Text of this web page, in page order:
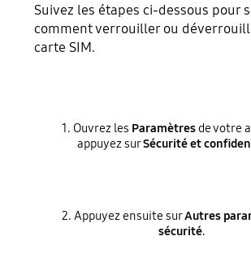
Suivez les étapes ci-dessous pour
comment verrouiller ou
carte SIM.
1. Ouvrez les Paramètresde votre
appuyez surSécurité et
2. Appuyez ensuite surAutres
sécurité.